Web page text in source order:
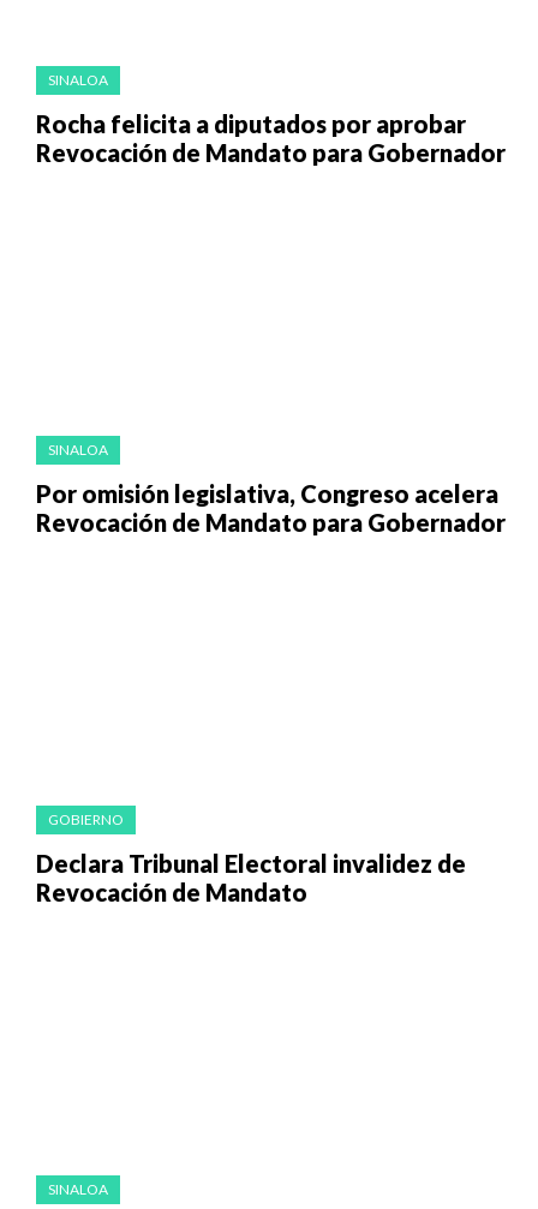
SINALOA
Rocha felicita a diputados por aprobar
Revocación de Mandato para Gobernador
SINALOA
Por omisión legislativa, Congreso acelera
Revocación de Mandato para Gobernador
GOBIERNO
Declara Tribunal Electoral invalidez de
Revocación de Mandato
SINALOA